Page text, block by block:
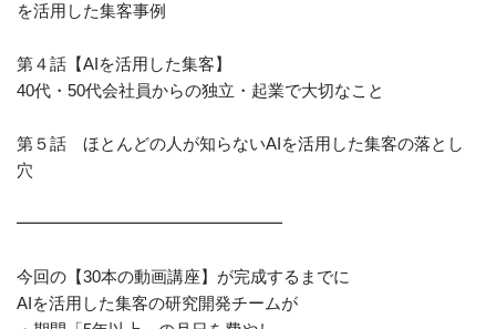
を活用した集客事例
️第４話【AIを活用した集客】
40代・50代会社員からの独立・起業で大切なこと
️第５話 ほとんどの人が知らないAIを活用した集客の落とし
穴
━━━━━━━━━━━━━━━━
今回の【30本の動画講座】が完成するまでに
AIを活用した集客の研究開発チームが